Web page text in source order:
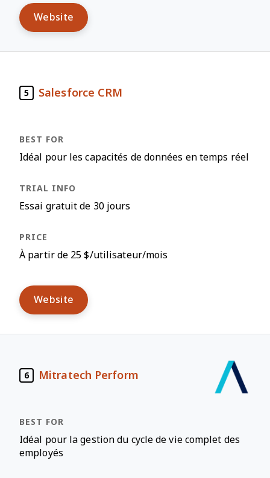
Website
5 Salesforce CRM
Idéal pour les capacités de données en temps réel
Essai gratuit de 30 jours
À partir de 25 $/utilisateur/mois
Website
6 Mitratech Perform
Idéal pour la gestion du cycle de vie complet des
employés